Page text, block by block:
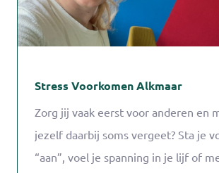
in je hoofd, nieuwe inzichten,
energie. Nicoline van der Eyden van
Nicoline van der Eyden Nicoline van
Stress Voorkomen Alkmaar
Zorg jij vaak eerst voor anderen en
jezelf daarbij soms vergeet? Sta je
“aan”, voel je spanning in je lijf of